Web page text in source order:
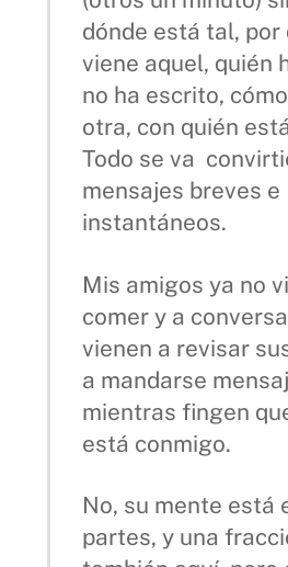
dónde está tal, por
viene aquel, quién
no ha escrito,
otra, con quién
Todo se va
mensajes breves e
instantáneos.
Mis amigos ya no
comer y a
vienen a revisar
a mandarse
mientras fingen
está conmigo.
No, su mente está
partes, y una